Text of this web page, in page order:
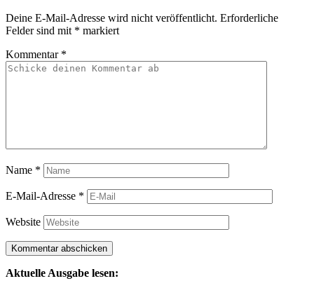
Deine E-Mail-Adresse wird nicht veröffentlicht. Erforderliche
Felder sind mit * markiert
Kommentar *
Name *
E-Mail-Adresse *
Website
Aktuelle Ausgabe lesen: